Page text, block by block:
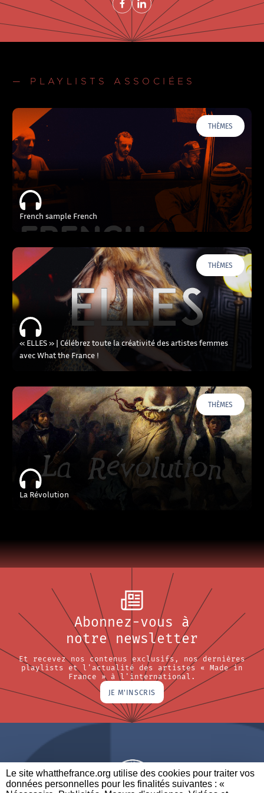
Le site whatthefrance.org utilise des cookies pour traiter vos
données personnelles pour les finalités suivantes : «
— PLAYLISTS ASSOCIÉES
THÈMES
French sample French
THÈMES
« ELLES » | Célébrez toute la créativité des artistes femmes
avec What the France !
THÈMES
La Révolution
Abonnez-vous à
notre newsletter
Et recevez nos contenus exclusifs, nos dernières
playlists et l'actualité des artistes « Made in
France » à l'international.
JE M'INSCRIS